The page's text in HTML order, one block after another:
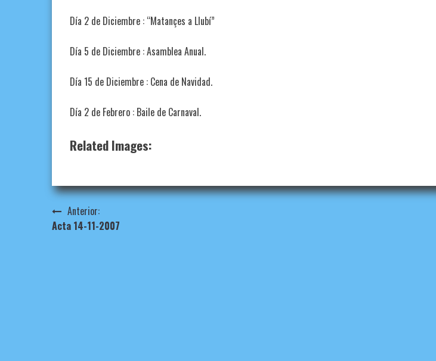
Día 2 de Diciembre : “Matançes a Llubí”
Día 5 de Diciembre : Asamblea Anual.
Día 15 de Diciembre : Cena de Navidad.
Día 2 de Febrero : Baile de Carnaval.
Related Images:
Navegación
de
Anterior:
Acta 14-11-2007